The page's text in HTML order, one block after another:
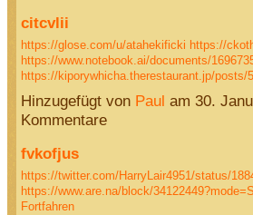
citcvlii
https://glose.com/u/atahekificki https://
https://www.notebook.ai/documents/
https://kiporywhicha.therestaurant.jp/posts/
Hinzugefügt von Paul am 30.
Kommentare
fvkofjus
https://twitter.com/HarryLair4951/status/
https://www.are.na/block/
Fortfahren